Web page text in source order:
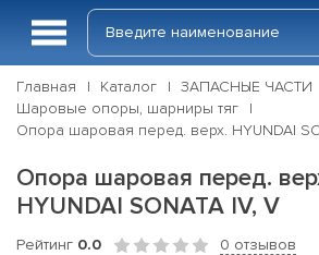
Главная Каталог ЗАПАСНЫЕ ЧАСТИ
Шаровые опоры, шарниры тяг
Опора шаровая перед. верх. HYUNDAI
Опора шаровая перед.
HYUNDAI SONATA IV, V
Рейтинг 0.0 0 отзывов